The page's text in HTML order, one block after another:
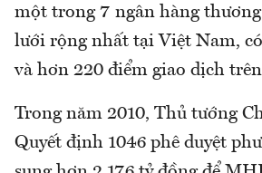
một trong 7 ngân hàng
lưới rộng nhất tại Việt Nam,
và hơn 220 điểm giao dịch
Trong năm 2010, Thủ tướng
Quyết định 1046 phê duyệt